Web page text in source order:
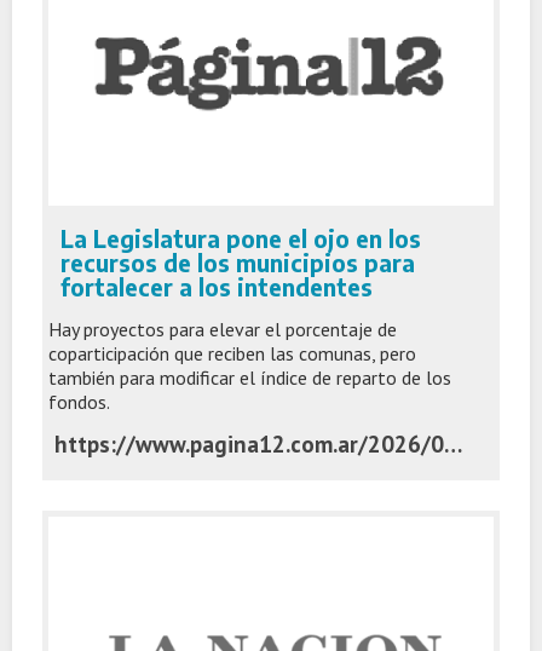
La Legislatura pone el ojo en los
recursos de los municipios para
fortalecer a los intendentes
Hay proyectos para elevar el porcentaje de
coparticipación que reciben las comunas, pero
también para modificar el índice de reparto de los
fondos.
https://www.pagina12.com.ar/2026/07/08/la-legislatura-pone-el-ojo-en-los-recursos-de-los-municipios-para-fortalecer-a-los-intendentes/